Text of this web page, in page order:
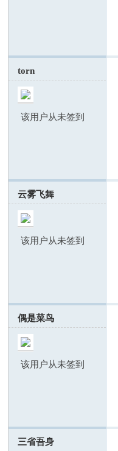
torn
该用户从未签到
云雾飞舞
该用户从未签到
偶是菜鸟
该用户从未签到
三省吾身